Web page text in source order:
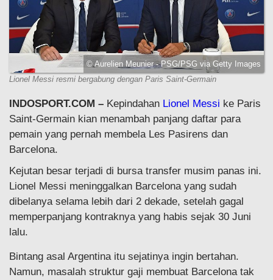
© Aurelien Meunier - PSG/PSG via Getty Images
Lionel Messi resmi bergabung dengan Paris Saint-Germain
INDOSPORT.COM – Kepindahan Lionel Messi ke Paris
Saint-Germain kian menambah panjang daftar para
pemain yang pernah membela Les Pasirens dan
Barcelona.
Kejutan besar terjadi di bursa transfer musim panas ini.
Lionel Messi meninggalkan Barcelona yang sudah
dibelanya selama lebih dari 2 dekade, setelah gagal
memperpanjang kontraknya yang habis sejak 30 Juni
lalu.
Bintang asal Argentina itu sejatinya ingin bertahan.
Namun, masalah struktur gaji membuat Barcelona tak